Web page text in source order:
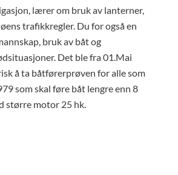
lærer om bruk av lanterner,
trafikkregler. Du for også en
bruk av båt og
Det ble fra 01.Mai
å ta båtførerprøven for alle som
som skal føre båt lengre enn 8
større motor 25 hk.